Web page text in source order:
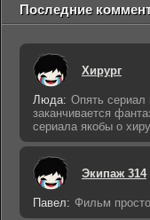
Последние
Хирург
Люда: Опять сериал
заканчивается
сериала якобы о
Экипаж 314
Павел: Фильм